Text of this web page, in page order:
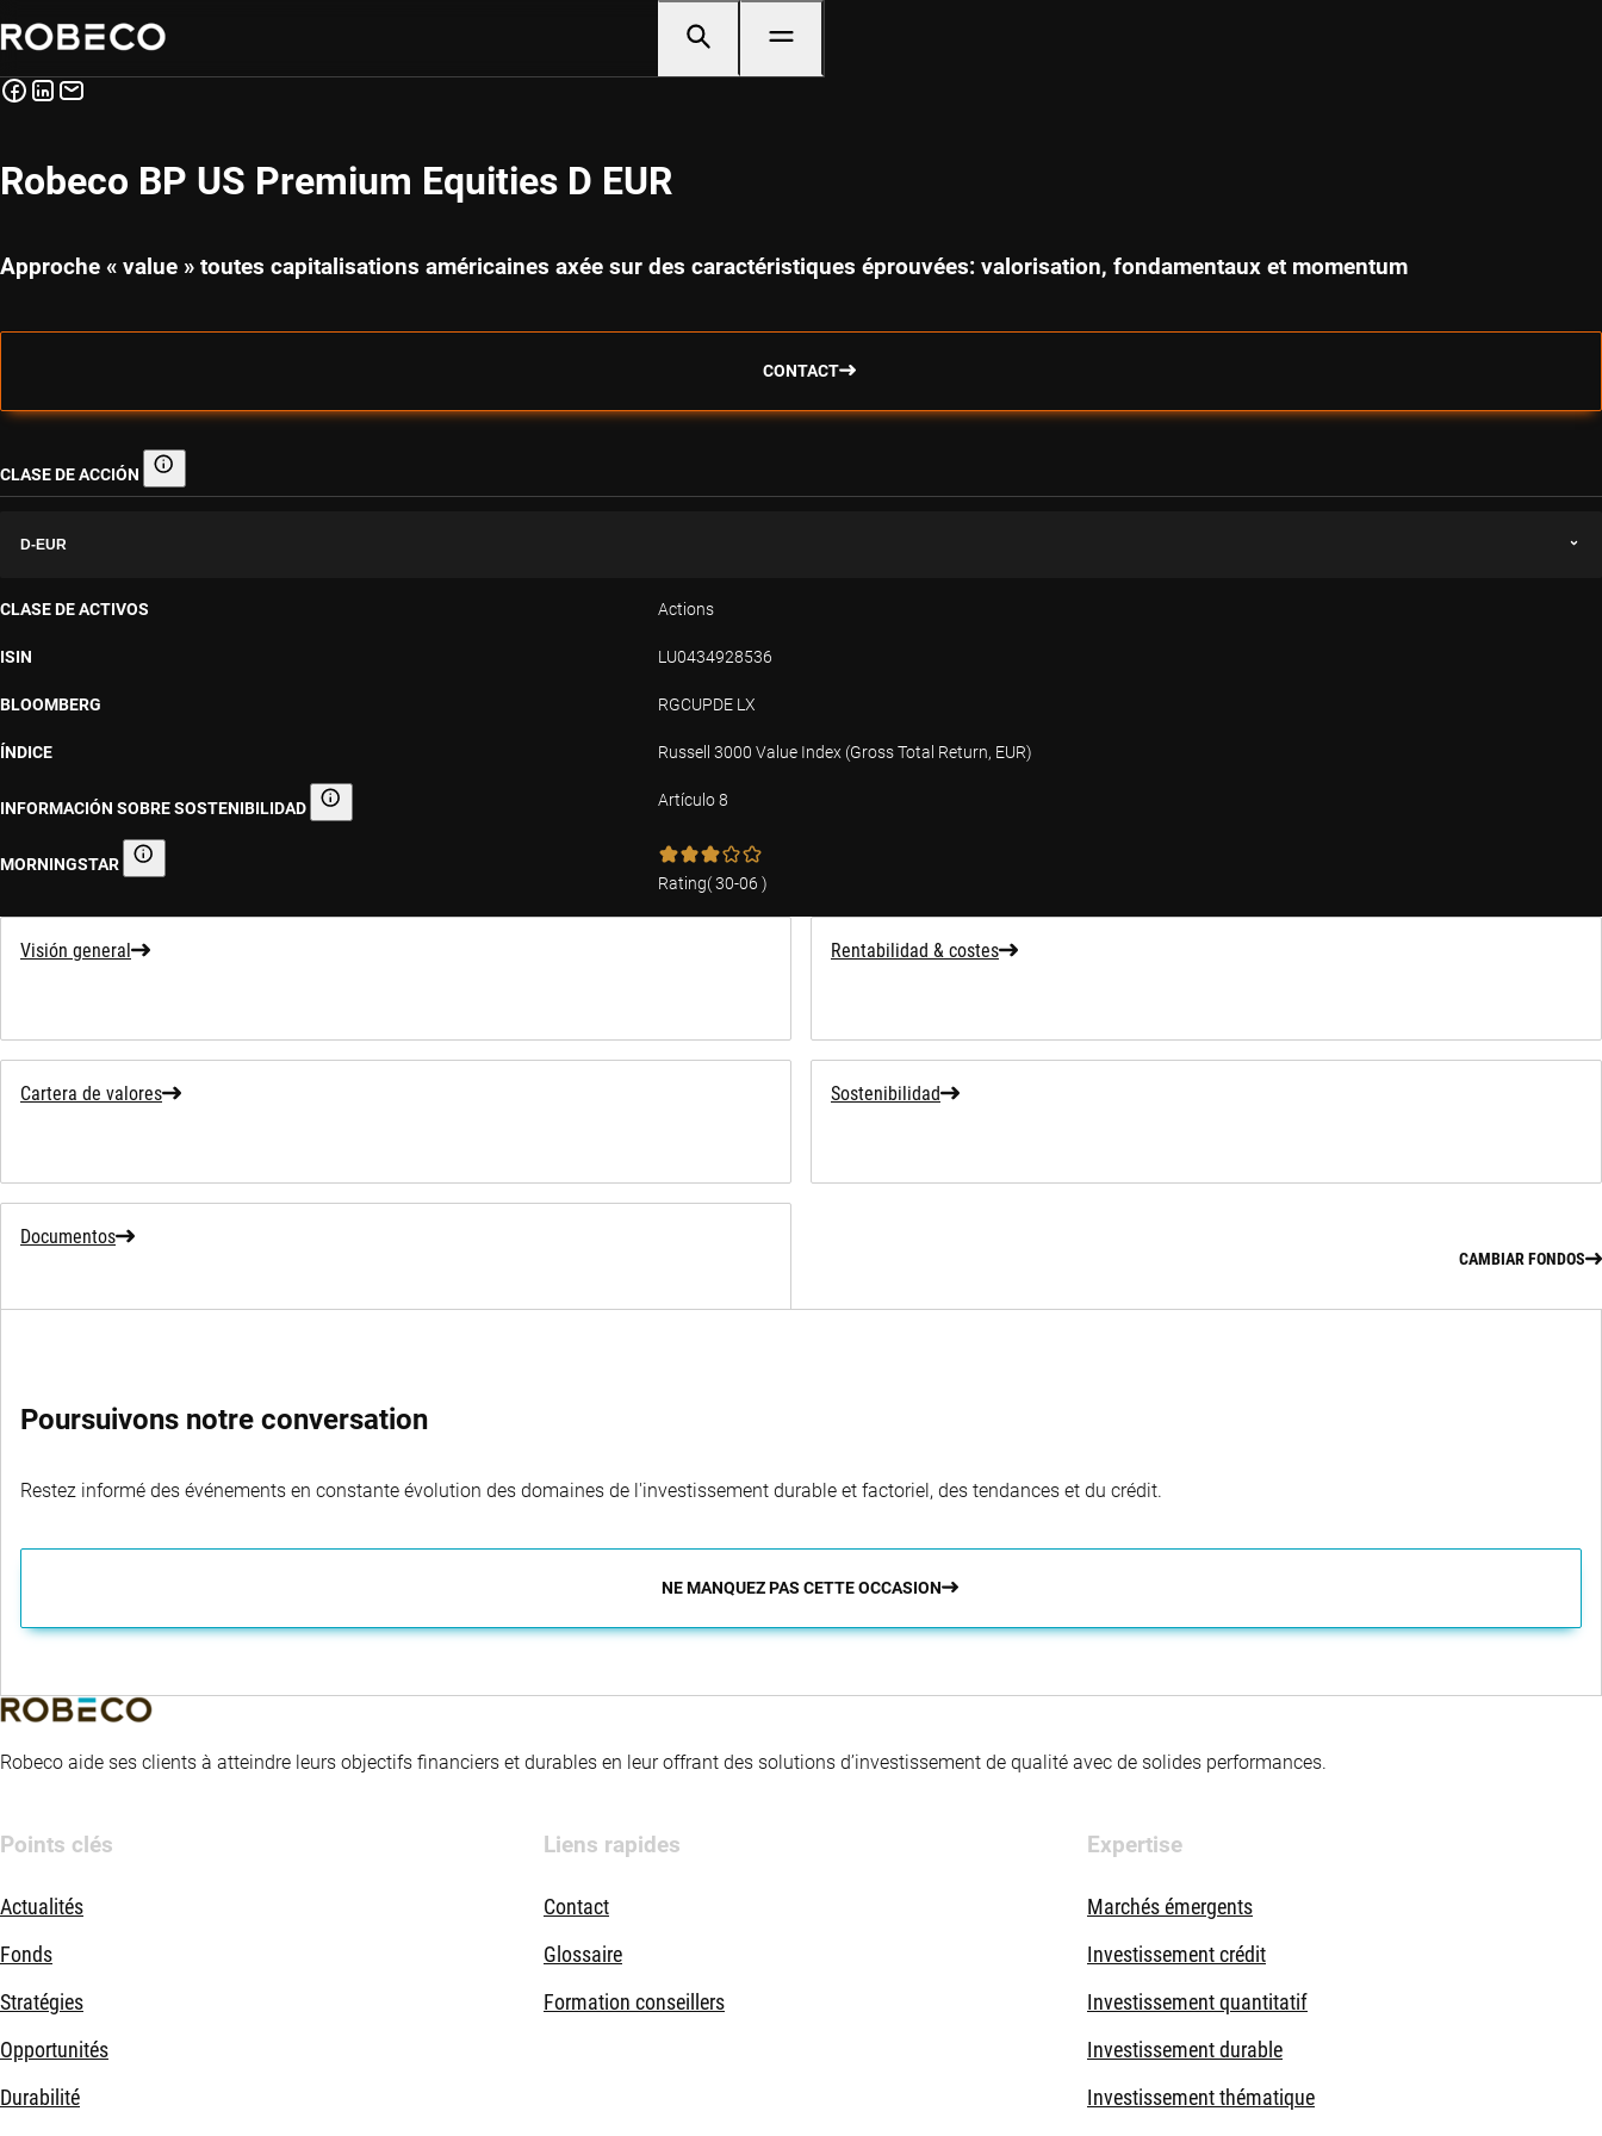
Robeco BP US Premium Equities D EUR
Approche « value » toutes capitalisations américaines axée sur des caractéristiques éprouvées: valorisation, fondamentaux et momentum
CONTACT
CLASE DE ACCIÓN Clase de acción
D-EUR
CLASE DE ACTIVOS Actions
ISIN LU0434928536
BLOOMBERG RGCUPDE LX
ÍNDICE Russell 3000 Value Index (Gross Total Return, EUR)
INFORMACIÓN SOBRE SOSTENIBILIDAD Información sobre sostenibilidad Artículo 8
MORNINGSTAR Morningstar
Rating(30-06 )
Visión general Rentabilidad & costes
Cartera de valores Sostenibilidad
Documentos
CAMBIAR FONDOS
Poursuivons notre conversation
Restez informé des événements en constante évolution des domaines de l'investissement durable et factoriel, des tendances et du crédit.
NE MANQUEZ PAS CETTE OCCASION
Robeco aide ses clients à atteindre leurs objectifs financiers et durables en leur offrant des solutions d’investissement de qualité avec de solides performances.
Points clés
Actualités
Fonds
Stratégies
Opportunités
Durabilité
Liens rapides
Contact
Glossaire
Formation conseillers
Expertise
Marchés émergents
Investissement crédit
Investissement quantitatif
Investissement durable
Investissement thématique